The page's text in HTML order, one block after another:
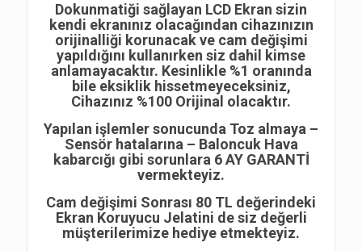
Dokunmatiği sağlayan LCD Ekran sizin
kendi ekranınız olacağından cihazınızın
orijinalliği korunacak ve cam değişimi
yapıldığını kullanırken siz dahil kimse
anlamayacaktır. Kesinlikle %1 oranında
bile eksiklik hissetmeyeceksiniz,
Cihazınız %100 Orijinal olacaktır.
Yapılan işlemler sonucunda Toz almaya –
Sensör hatalarına – Baloncuk Hava
kabarcığı gibi sorunlara 6 AY GARANTİ
vermekteyiz.
Cam değişimi Sonrası 80 TL değerindeki
Ekran Koruyucu Jelatini de siz değerli
müşterilerimize hediye etmekteyiz.